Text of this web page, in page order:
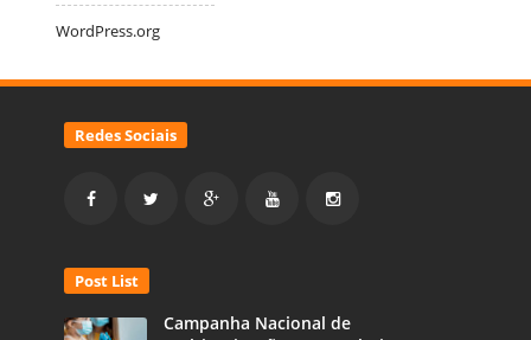
WordPress.org
Redes Sociais
Post List
Campanha Nacional de